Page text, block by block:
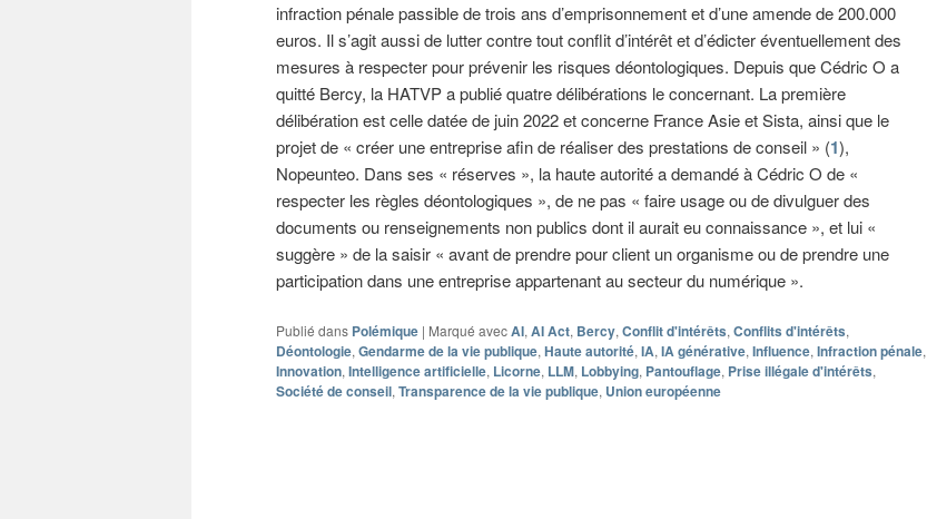
infraction pénale passible de trois ans d’emprisonnement et d’une amende de 200.000
euros. Il s’agit aussi de lutter contre tout conflit d’intérêt et d’édicter éventuellement des
mesures à respecter pour prévenir les risques déontologiques. Depuis que Cédric O a
quitté Bercy, la HATVP a publié quatre délibérations le concernant. La première
délibération est celle datée de juin 2022 et concerne France Asie et Sista, ainsi que le
projet de « créer une entreprise afin de réaliser des prestations de conseil » (1),
Nopeunteo. Dans ses « réserves », la haute autorité a demandé à Cédric O de «
respecter les règles déontologiques », de ne pas « faire usage ou de divulguer des
documents ou renseignements non publics dont il aurait eu connaissance », et lui «
suggère » de la saisir « avant de prendre pour client un organisme ou de prendre une
participation dans une entreprise appartenant au secteur du numérique ».
Publié dans Polémique | Marqué avecAI,AI Act, Bercy,Conflit d'intérêts,Conflits d'intérêts,
Déontologie,Gendarme de la vie publique,Haute autorité,IA,IA générative,Influence,Infraction pénale,
Innovation,Intelligence artificielle, Licorne, LLM, Lobbying, Pantouflage, Prise illégale d'intérêts,
Société de conseil,Transparence de la vie publique, Union européenne